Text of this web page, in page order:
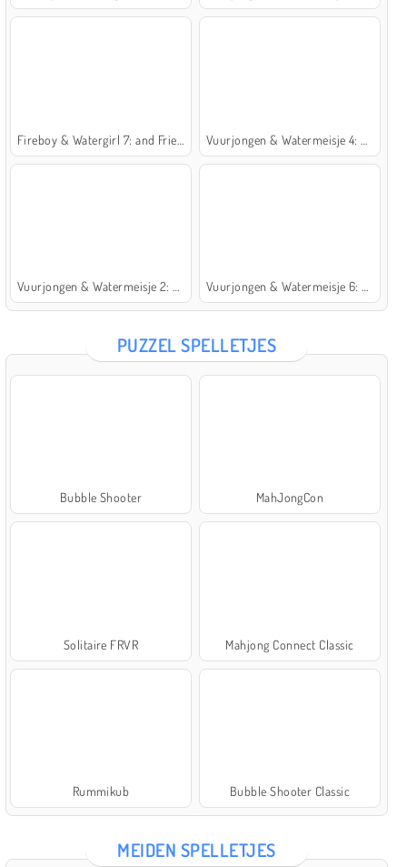
PUZZEL SPELLETJES
Bubble Shooter MahJongCon
Solitaire FRVR Mahjong Connect Classic
Rummikub Bubble Shooter Classic
MEIDEN SPELLETJES